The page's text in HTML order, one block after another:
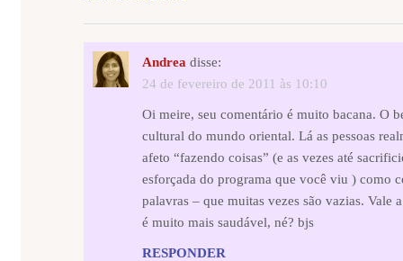
Andrea disse:
24 de fevereiro de 2011 às 10:10
Oi meire, seu comentário é muito bacana. O
cultural do mundo oriental. Lá as pessoas
afeto “fazendo coisas” (e as vezes até
esforçada do programa que você viu ) como
palavras – que muitas vezes são vazias. Vale
é muito mais saudável, né? bjs
RESPONDER